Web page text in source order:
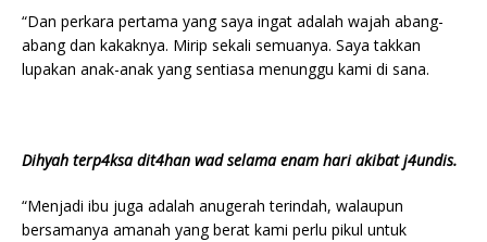
“Dan perkara pertama yang saya ingat adalah wajah abang-
abang dan kakaknya. Mirip sekali semuanya. Saya takkan
lupakan anak-anak yang sentiasa menunggu kami di sana.
Dihyah terp4ksa dit4han wad selama enam hari akibat j4undis.
“Menjadi ibu juga adalah anugerah terindah, walaupun
bersamanya amanah yang berat kami perlu pikul untuk